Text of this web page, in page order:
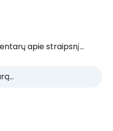
apie straipsnį...